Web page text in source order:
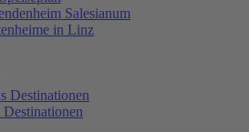
Salesianum
in Linz
Destinationen